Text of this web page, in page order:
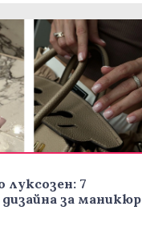
луксозен: 7
за маникюр